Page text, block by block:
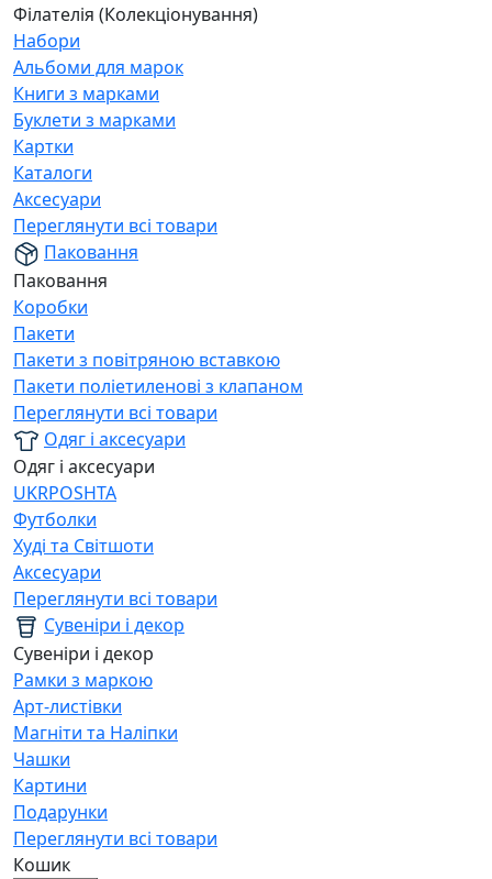
Філателія (Колекціонування)
Набори
Альбоми для марок
Книги з марками
Буклети з марками
Картки
Каталоги
Аксесуари
Переглянути всі товари
Паковання
Паковання
Коробки
Пакети
Пакети з повітряною вставкою
Пакети поліетиленові з клапаном
Переглянути всі товари
Одяг і аксесуари
Одяг і аксесуари
UKRPOSHTA
Футболки
Худі та Світшоти
Аксесуари
Переглянути всі товари
Сувеніри і декор
Сувеніри і декор
Рамки з маркою
Арт-листівки
Магніти та Наліпки
Чашки
Картини
Подарунки
Переглянути всі товари
Кошик